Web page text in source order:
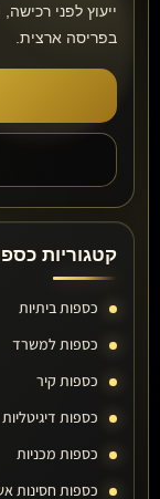
ייעוץ לפני
בפריסה ארצית.
קטגוריות
כספות ביתיות
כספות למשרד
כספות קיר
כספות דיגיטליות
כספות מכניות
כספות חסינות